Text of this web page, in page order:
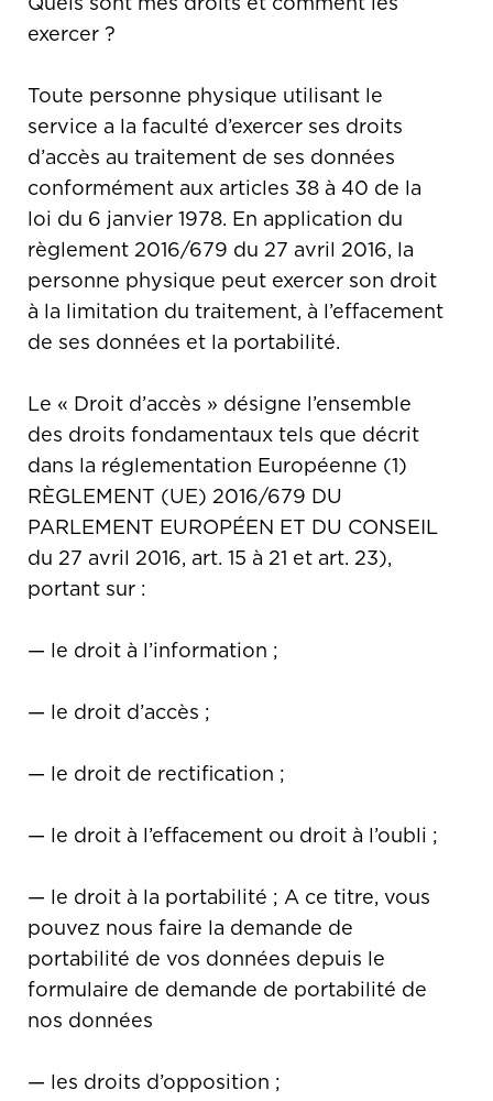
Quels sont mes droits et comment les
exercer ?
Toute personne physique utilisant le
service a la faculté d’exercer ses droits
d’accès au traitement de ses données
conformément aux articles 38 à 40 de la
loi du 6 janvier 1978. En application du
règlement 2016/679 du 27 avril 2016, la
personne physique peut exercer son droit
à la limitation du traitement, à l’effacement
de ses données et la portabilité.
Le « Droit d’accès » désigne l’ensemble
des droits fondamentaux tels que décrit
dans la réglementation Européenne (1)
RÈGLEMENT (UE) 2016/679 DU
PARLEMENT EUROPÉEN ET DU CONSEIL
du 27 avril 2016, art. 15 à 21 et art. 23),
portant sur :
— le droit à l’information ;
— le droit d’accès ;
— le droit de rectification ;
— le droit à l’effacement ou droit à l’oubli ;
— le droit à la portabilité ; A ce titre, vous
pouvez nous faire la demande de
portabilité de vos données depuis le
formulaire de demande de portabilité de
nos données
— les droits d’opposition ;